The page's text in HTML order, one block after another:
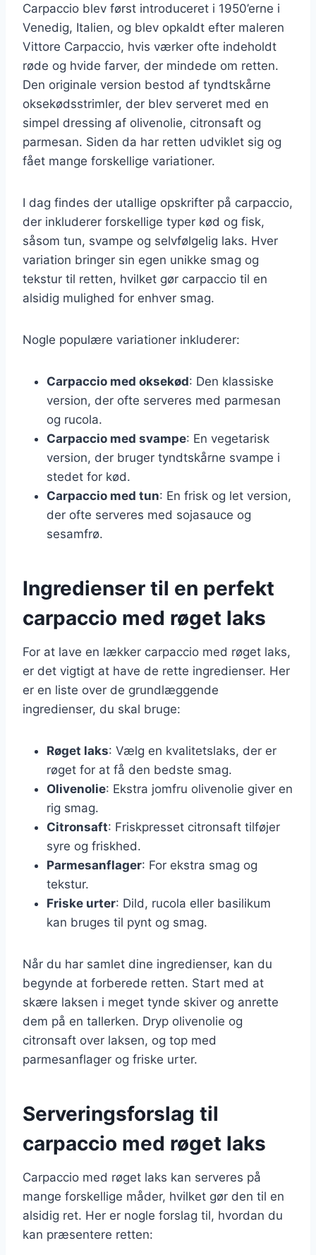
Carpaccio blev først introduceret i 1950’erne i
Venedig, Italien, og blev opkaldt efter maleren
Vittore Carpaccio, hvis værker ofte indeholdt
røde og hvide farver, der mindede om retten.
Den originale version bestod af tyndtskårne
oksekødsstrimler, der blev serveret med en
simpel dressing af olivenolie, citronsaft og
parmesan. Siden da har retten udviklet sig og
fået mange forskellige variationer.
I dag findes der utallige opskrifter på carpaccio,
der inkluderer forskellige typer kød og fisk,
såsom tun, svampe og selvfølgelig laks. Hver
variation bringer sin egen unikke smag og
tekstur til retten, hvilket gør carpaccio til en
alsidig mulighed for enhver smag.
Nogle populære variationer inkluderer:
Carpaccio med oksekød: Den klassiske
version, der ofte serveres med parmesan
og rucola.
Carpaccio med svampe: En vegetarisk
version, der bruger tyndtskårne svampe i
stedet for kød.
Carpaccio med tun: En frisk og let version,
der ofte serveres med sojasauce og
sesamfrø.
Ingredienser til en perfekt
carpaccio med røget laks
For at lave en lækker carpaccio med røget laks,
er det vigtigt at have de rette ingredienser. Her
er en liste over de grundlæggende
ingredienser, du skal bruge:
Røget laks: Vælg en kvalitetslaks, der er
røget for at få den bedste smag.
Olivenolie: Ekstra jomfru olivenolie giver en
rig smag.
Citronsaft: Friskpresset citronsaft tilføjer
syre og friskhed.
Parmesanflager: For ekstra smag og
tekstur.
Friske urter: Dild, rucola eller basilikum
kan bruges til pynt og smag.
Når du har samlet dine ingredienser, kan du
begynde at forberede retten. Start med at
skære laksen i meget tynde skiver og anrette
dem på en tallerken. Dryp olivenolie og
citronsaft over laksen, og top med
parmesanflager og friske urter.
Serveringsforslag til
carpaccio med røget laks
Carpaccio med røget laks kan serveres på
mange forskellige måder, hvilket gør den til en
alsidig ret. Her er nogle forslag til, hvordan du
kan præsentere retten: